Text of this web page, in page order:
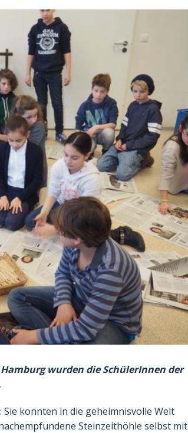
wurden die SchülerInnen der
konnten in die geheimnisvolle Welt
Steinzeithöhle selbst mit